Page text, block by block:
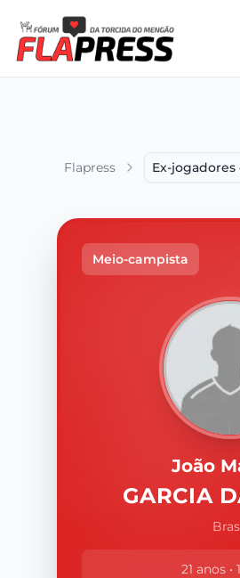
Flapress Ex-
Meio-campista
João
GARCIA
21 anos •